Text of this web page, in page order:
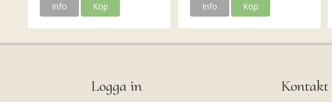
Info Köp Info Köp
Logga in Kontakt